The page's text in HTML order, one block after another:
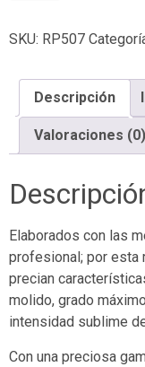
SKU: RP507
Descripción
Valoraciones (0)
Elaborados con las
profesional; por esta
precian
molido, grado
intensidad sublime
Con una preciosa